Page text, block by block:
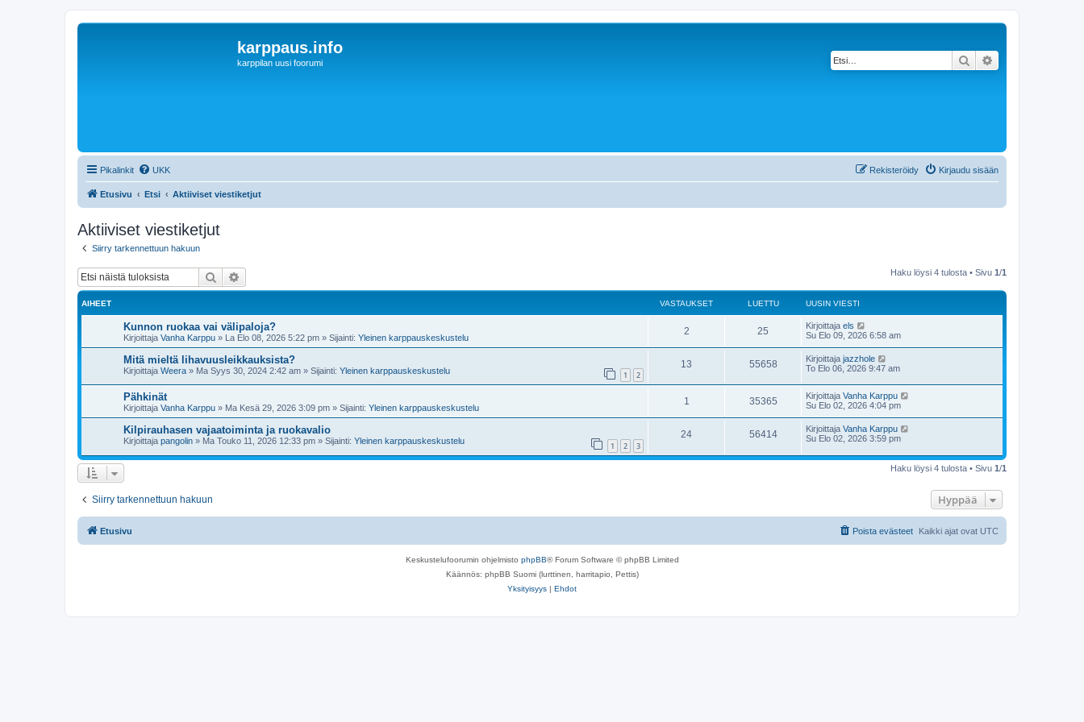
karppaus.info
karppilan uusi foorumi Etsi
Pikalinkit UKK Kirjaudu sisään
Rekisteröidy
Etusivu Etsi Aktiiviset viestiketjut
Aktiiviset viestiketjut
Siirry tarkennettuun hakuun
Etsi Haku löysi 4 tulosta • Sivu 1/1
AIHEET VASTAUKSET LUETTU UUSIN VIESTI
Kunnon ruokaa vai välipaloja?
Kirjoittaja Vanha Karppu » La Elo 08, 2026 5:22 pm » Sijainti: Yleinen karppauskeskustelu
2 25 Kirjoittaja els
Su Elo 09, 2026 6:58 am
Mitä mieltä lihavuusleikkauksista?
Kirjoittaja Weera » Ma Syys 30, 2024 2:42 am » Sijainti: Yleinen karppauskeskustelu 1 2
13 55658 Kirjoittaja jazzhole
To Elo 06, 2026 9:47 am
Pähkinät
Kirjoittaja Vanha Karppu » Ma Kesä 29, 2026 3:09 pm » Sijainti: Yleinen karppauskeskustelu
1 35365 Kirjoittaja Vanha Karppu
Su Elo 02, 2026 4:04 pm
Kilpirauhasen vajaatoiminta ja ruokavalio
Kirjoittaja pangolin » Ma Touko 11, 2026 12:33 pm » Sijainti: Yleinen karppauskeskustelu 1 2 3
24 56414 Kirjoittaja Vanha Karppu
Su Elo 02, 2026 3:59 pm
Haku löysi 4 tulosta • Sivu 1/1
Siirry tarkennettuun hakuun Hyppää
Etusivu Kaikki ajat ovat UTC
Poista evästeet
Keskustelufoorumin ohjelmisto phpBB® Forum Software © phpBB Limited
Käännös: phpBB Suomi (lurttinen, harritapio, Pettis)
Yksityisyys | Ehdot